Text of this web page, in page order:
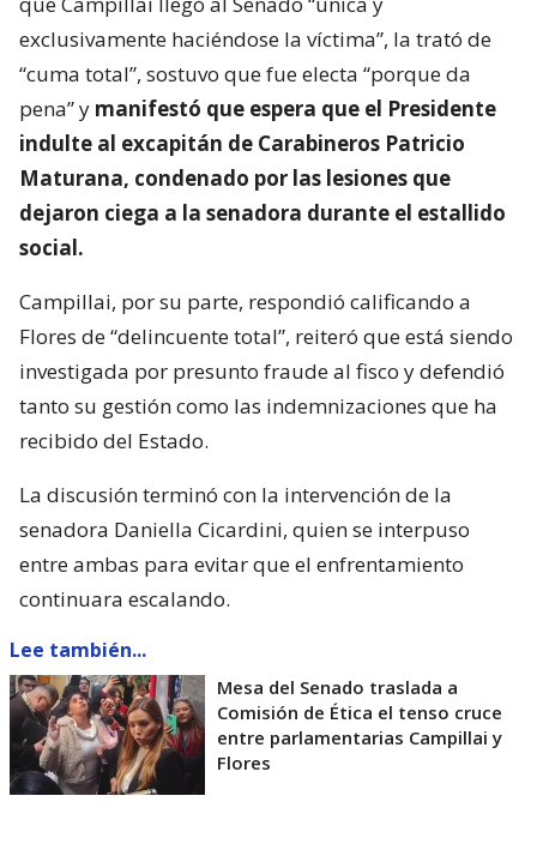
exclusivamente haciéndose la víctima”, la trató de
“cuma total”, sostuvo que fue electa “porque da
pena” y manifestó que espera que el Presidente
indulte al excapitán de Carabineros Patricio
Maturana, condenado por las lesiones que
dejaron ciega a la senadora durante el estallido
social.
Campillai, por su parte, respondió calificando a
Flores de “delincuente total”, reiteró que está siendo
investigada por presunto fraude al fisco y defendió
tanto su gestión como las indemnizaciones que ha
recibido del Estado.
La discusión terminó con la intervención de la
senadora Daniella Cicardini, quien se interpuso
entre ambas para evitar que el enfrentamiento
continuara escalando.
Lee también...
Mesa del Senado traslada a
Comisión de Ética el tenso cruce
entre parlamentarias Campillai y
Flores